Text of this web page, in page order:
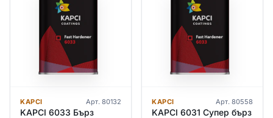
KAPCI Арт. 80132
KAPCI 6033 Бърз
KAPCI Арт. 80558
KAPCI 6031 Супер бърз